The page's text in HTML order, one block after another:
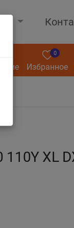
Избранное
0
XL